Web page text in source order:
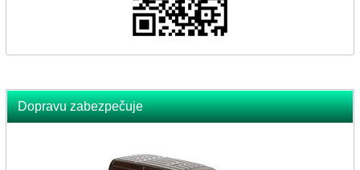
Dopravu zabezpečuje